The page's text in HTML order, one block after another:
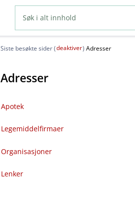
Siste besøkte sider (deaktiver) Adresser
Adresser
Apotek
Legemiddelfirmaer
Organisasjoner
Lenker